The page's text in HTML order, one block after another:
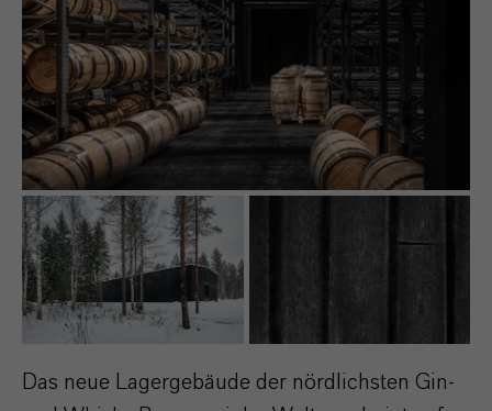
Das neue Lagergebäude der nördlichsten Gin-